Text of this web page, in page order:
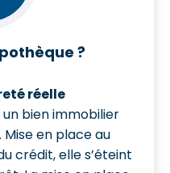
?
réelle
bien immobilier
en place au
crédit, elle s’éteint